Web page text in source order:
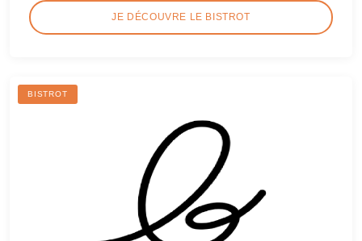
JE DÉCOUVRE LE BISTROT
BISTROT